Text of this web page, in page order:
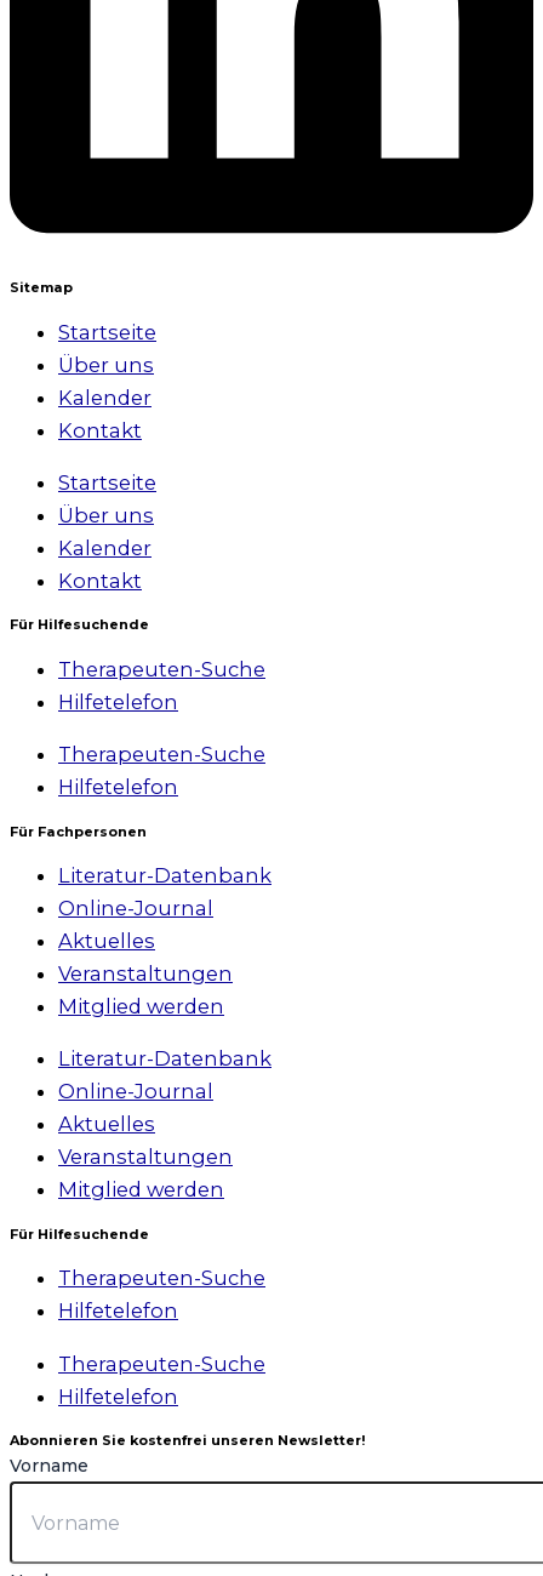
Sitemap
Startseite
Über uns
Kalender
Kontakt
Startseite
Über uns
Kalender
Kontakt
Für Hilfesuchende
Therapeuten-Suche
Hilfetelefon
Therapeuten-Suche
Hilfetelefon
Für Fachpersonen
Literatur-Datenbank
Online-Journal
Aktuelles
Veranstaltungen
Mitglied werden
Literatur-Datenbank
Online-Journal
Aktuelles
Veranstaltungen
Mitglied werden
Für Hilfesuchende
Therapeuten-Suche
Hilfetelefon
Therapeuten-Suche
Hilfetelefon
Abonnieren Sie kostenfrei unseren Newsletter!
Vorname